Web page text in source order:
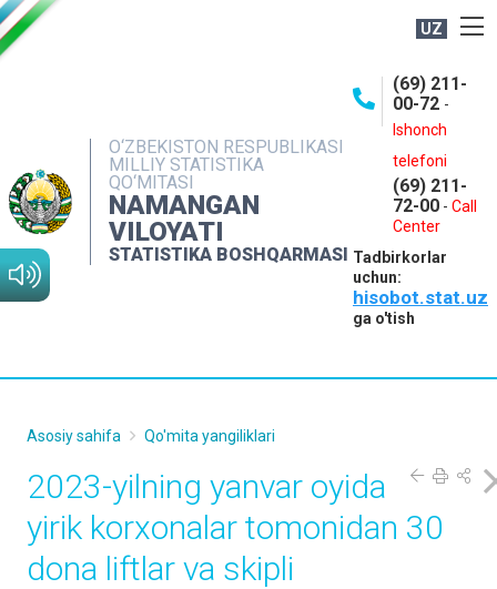
UZ
O‘ZBEKISTON RESPUBLIKASI
MILLIY STATISTIKA
QO‘MITASI
NAMANGAN
VILOYATI
STATISTIKA BOSHQARMASI
(69) 211-
00-72 -
Ishonch
telefoni
(69) 211-
72-00 - Call
Center
Tadbirkorlar
uchun:
hisobot.stat.uz
ga o'tish
NASHRLAR
INTERAKTIV XIZMATLAR
MATBUOT XIZMATI
MUROJAATLAR
Asosiy sahifa Qo'mita yangiliklari
2023-yilning yanvar oyida
yirik korxonalar tomonidan 30
dona liftlar va skipli